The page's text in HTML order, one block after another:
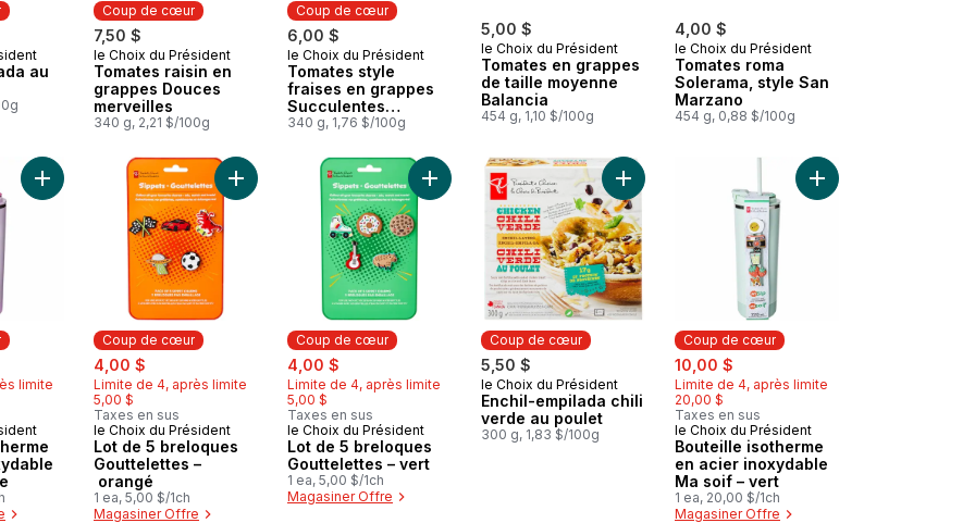
au
Coup de cœur
7,50 $
Coup de cœur
le Choix du Président
Tomates raisin en
grappes Douces
merveilles
340 g, 2,21 $/100g
Coup de cœur
6,00 $
Coup de cœur
le Choix du Président
Tomates style
fraises en grappes
Succulentes
beautés
340 g, 1,76 $/100g
5,00 $
le Choix du Président
Tomates en grappes
de taille moyenne
Balancia
454 g, 1,10 $/100g
4,00 $
le Choix du Président
Tomates roma
Solerama, style San
Marzano
454 g, 0,88 $/100g
limite
Ajouter Bouteille isotherme en acier inoxydable Ma soif – rose au panier
Coup de cœur
sale:
4,00 $
Limite de 4, après limite
5,00 $
Taxes en sus
Coup de cœur
le Choix du Président
Lot de 5 breloques
Gouttelettes –
orangé
1 ea, 5,00 $/1ch
Magasiner Offre
Ajouter Lot de 5 breloques Gouttelettes – orangé au panier
Coup de cœur
sale:
4,00 $
Limite de 4, après limite
5,00 $
Taxes en sus
Coup de cœur
le Choix du Président
Lot de 5 breloques
Gouttelettes – vert
1 ea, 5,00 $/1ch
Magasiner Offre
Ajouter Lot de 5 breloques Gouttelettes – vert au panier
Coup de cœur
5,50 $
Coup de cœur
le Choix du Président
Enchil-empilada chili
verde au poulet
300 g, 1,83 $/100g
Coup de cœur
sale:
10,00 $
Limite de 4, après limite
20,00 $
Taxes en sus
Coup de cœur
le Choix du Président
Bouteille isotherme
en acier inoxydable
Ma soif – vert
1 ea, 20,00 $/1ch
Magasiner Offre
Ajouter Bouteille